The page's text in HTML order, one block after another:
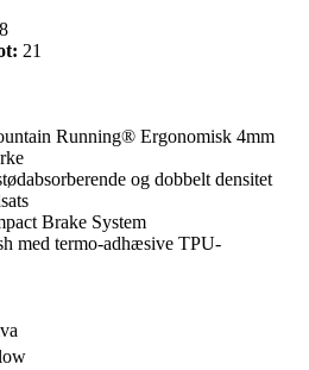
21
Running® Ergonomisk 4mm
og dobbelt densitet
Brake System
med termo-adhæsive TPU-